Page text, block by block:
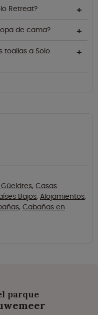
Retreat?
de cama?
toallas a Solo
, Casas
Bajos, Alojamientos,
, Cabañas en
parque